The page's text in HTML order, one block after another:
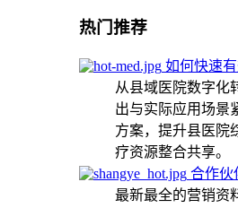
热门推荐
如何快速
从县域医院数字化
出与实际应用场景
方案，提升县医院
疗资源整合共享。
合作伙
最新最全的营销资